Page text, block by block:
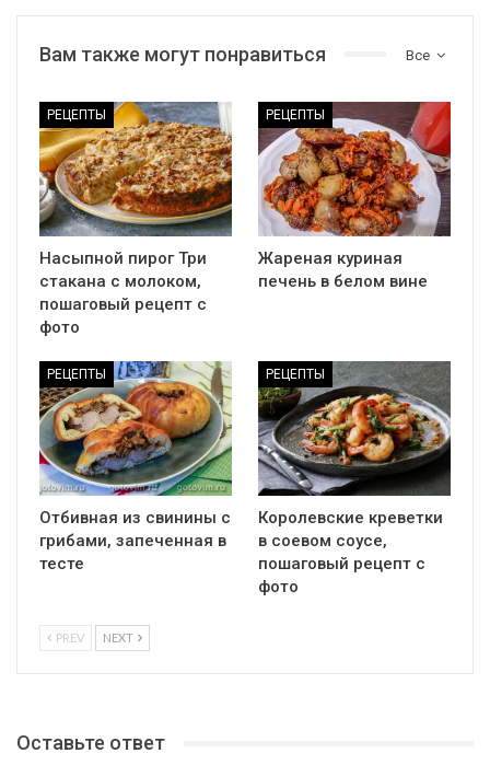
Все
Вам также могут понравиться
РЕЦЕПТЫ
Насыпной пирог Три
стакана с молоком,
пошаговый рецепт с
фото
РЕЦЕПТЫ
Жареная куриная
печень в белом вине
РЕЦЕПТЫ
Отбивная из свинины с
грибами, запеченная в
тесте
РЕЦЕПТЫ
Королевские креветки
в соевом соусе,
пошаговый рецепт с
фото
PREV NEXT
Оставьте ответ